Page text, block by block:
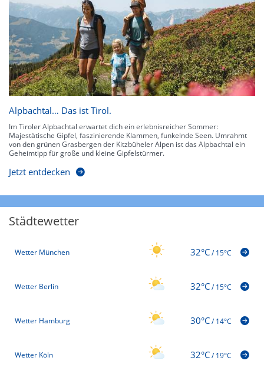
Alpbachtal… Das ist Tirol.
Im Tiroler Alpbachtal erwartet dich ein erlebnisreicher Sommer:
Majestätische Gipfel, faszinierende Klammen, funkelnde Seen. Umrahmt
von den grünen Grasbergen der Kitzbüheler Alpen ist das Alpbachtal ein
Geheimtipp für große und kleine Gipfelstürmer.
Jetzt entdecken
Städtewetter
Wetter München 32°C/15°C
Wetter Berlin 32°C/15°C
Wetter Hamburg 30°C/14°C
Wetter Köln 32°C/19°C